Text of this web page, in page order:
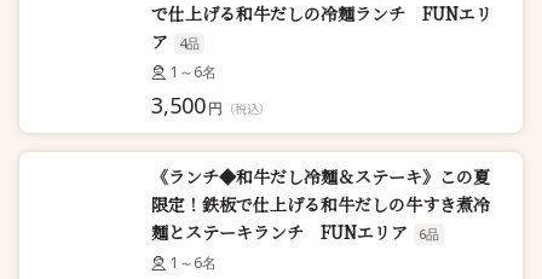
で仕上げる和牛だしの冷麺ランチ FUNエリ
ア
4品
1～6名
3,500円 （税込）
《ランチ◆和牛だし冷麺＆ステーキ》この夏
限定！鉄板で仕上げる和牛だしの牛すき煮冷
麺とステーキランチ FUNエリア
6品
1～6名